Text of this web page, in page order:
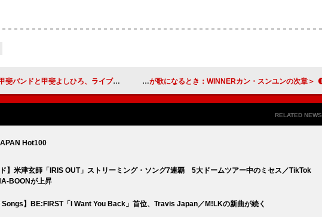
ライブ映像7作品が初のBlu-ray化、初回生産限定の豪華BOXセットとしてリリース決定 ＜インタビュー＞誠実さが歌になるとき：WINNERカン・スンユンの次章
RELATED NEWS
Hot100
ド】米津玄師「IRIS OUT」ストリーミング・ソング7連覇 5大ドームツアー中のミセス／TikTok
BOONが上昇
Songs】BE:FIRST「I Want You Back」首位、Travis Japan／M!LKの新曲が続く